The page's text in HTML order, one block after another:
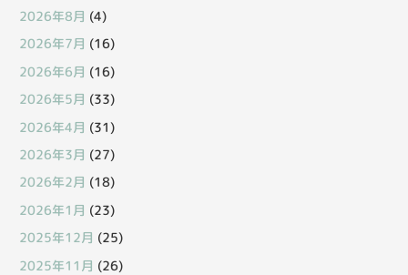
2026年8月 (4)
2026年7月 (16)
2026年6月 (16)
2026年5月 (33)
2026年4月 (31)
2026年3月 (27)
2026年2月 (18)
2026年1月 (23)
2025年12月 (25)
2025年11月 (26)